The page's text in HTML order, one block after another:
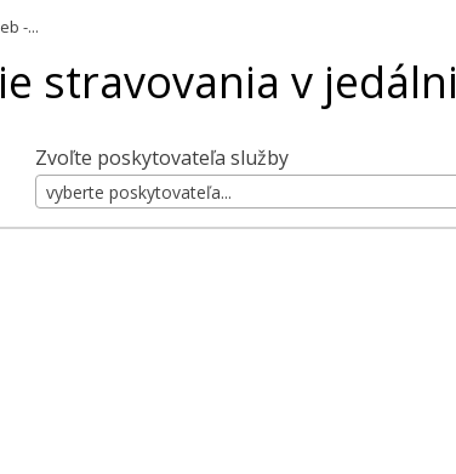
-...
stravovania v jedálni
Zvoľte poskytovateľa služby
vyberte poskytovateľa...